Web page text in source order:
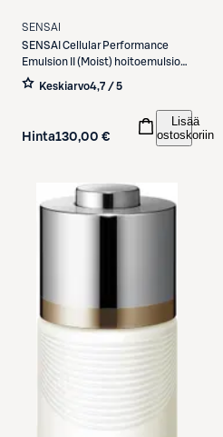
SENSAI
SENSAI Cellular Performance
Emulsion II (Moist) hoitoemulsio
100 ml
Keskiarvo4,7 / 5
Hinta130,00 €
Lisää
ostoskoriin